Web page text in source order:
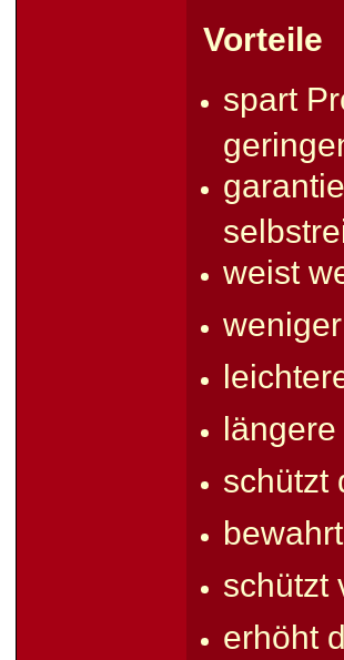
Vorteile
spart
weist
schützt
schützt
erhöht